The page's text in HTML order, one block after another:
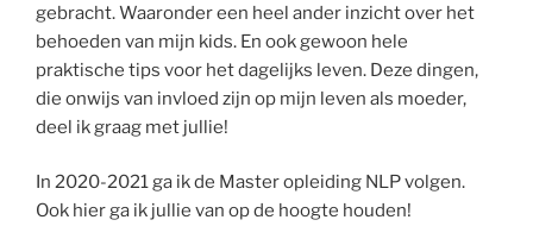
gebracht. Waaronder een heel ander inzicht over het
behoeden van mijn kids. En ook gewoon hele
praktische tips voor het dagelijks leven. Deze dingen,
die onwijs van invloed zijn op mijn leven als moeder,
deel ik graag met jullie!
In 2020-2021 ga ik de Master opleiding NLP volgen.
Ook hier ga ik jullie van op de hoogte houden!